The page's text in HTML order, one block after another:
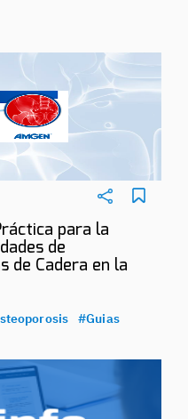
para la
de
de Cadera en la
#Guias